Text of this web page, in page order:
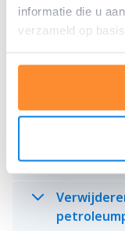
informatie die u
verzameld op
Is de
worden?